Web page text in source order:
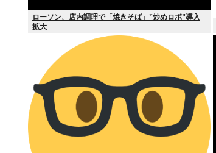
ローソン、店内調理で「焼きそば」”炒めロボ”導入
拡大